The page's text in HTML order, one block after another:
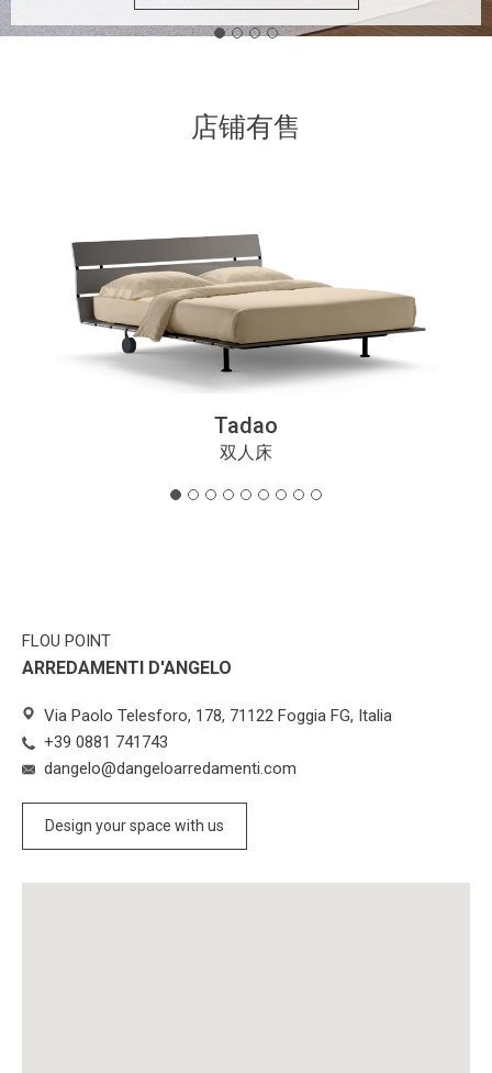
店铺有售
Tadao
双人床
FLOU POINT
ARREDAMENTI D'ANGELO
Via Paolo Telesforo, 178, 71122 Foggia FG, Italia
+39 0881 741743
dangelo@dangeloarredamenti.com
Design your space with us